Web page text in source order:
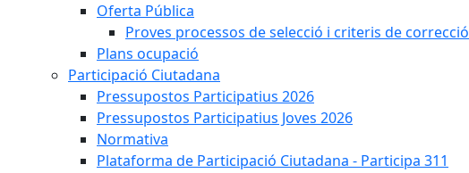
Oferta Pública
Proves processos de selecció i criteris de correcció
Plans ocupació
Participació Ciutadana
Pressupostos Participatius 2026
Pressupostos Participatius Joves 2026
Normativa
Plataforma de Participació Ciutadana - Participa 311